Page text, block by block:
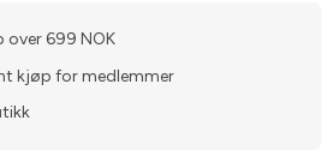
over 699 NOK
kjøp for medlemmer